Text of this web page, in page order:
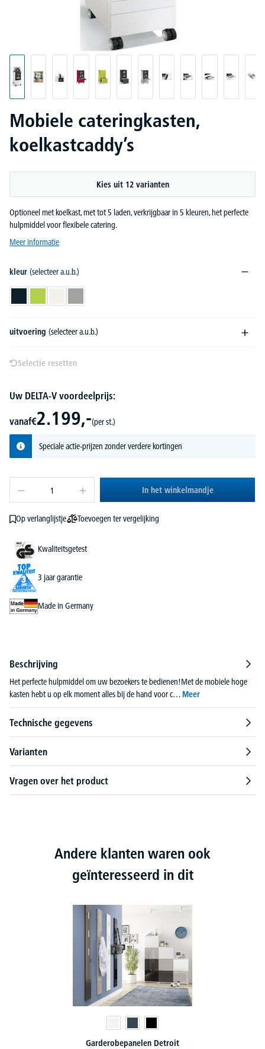
Mobiele cateringkasten,
koelkastcaddy’s
Kies uit 12 varianten
Optioneel met koelkast, met tot 5 laden, verkrijgbaar in 5 kleuren, het perfecte
hulpmiddel voor flexibele catering.
Meer informatie
kleur (selecteer a.u.b.)
uitvoering (selecteer a.u.b.)
Selectie resetten
Uw DELTA-V voordeelprijs:
vanaf€2.199,-(per st.)
Speciale actie-prijzen zonder verdere kortingen
In het winkelmandje
Op verlanglijstje Toevoegen ter vergelijking
Kwaliteitsgetest
3 jaar garantie
Made in Germany
Beschrijving
Het perfecte hulpmiddel om uw bezoekers te bedienen!Met de mobiele hoge
kasten hebt u op elk moment alles bij de hand voor c… Meer
Technische gegevens
Varianten
Vragen over het product
Andere klanten waren ook
geïnteresseerd in dit
Garderobepanelen Detroit